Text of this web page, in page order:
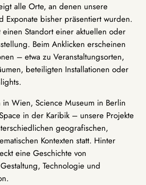
alle Orte, an denen unsere
Exponate bisher präsentiert wurden.
einen Standort einer aktuellen oder
Beim Anklicken erscheinen
– etwa zu Veranstaltungsorten,
beteiligten Installationen oder
Wien, Science Museum in Berlin
in der Karibik – unsere Projekte
geografischen,
Kontexten statt. Hinter
eine Geschichte von
Technologie und